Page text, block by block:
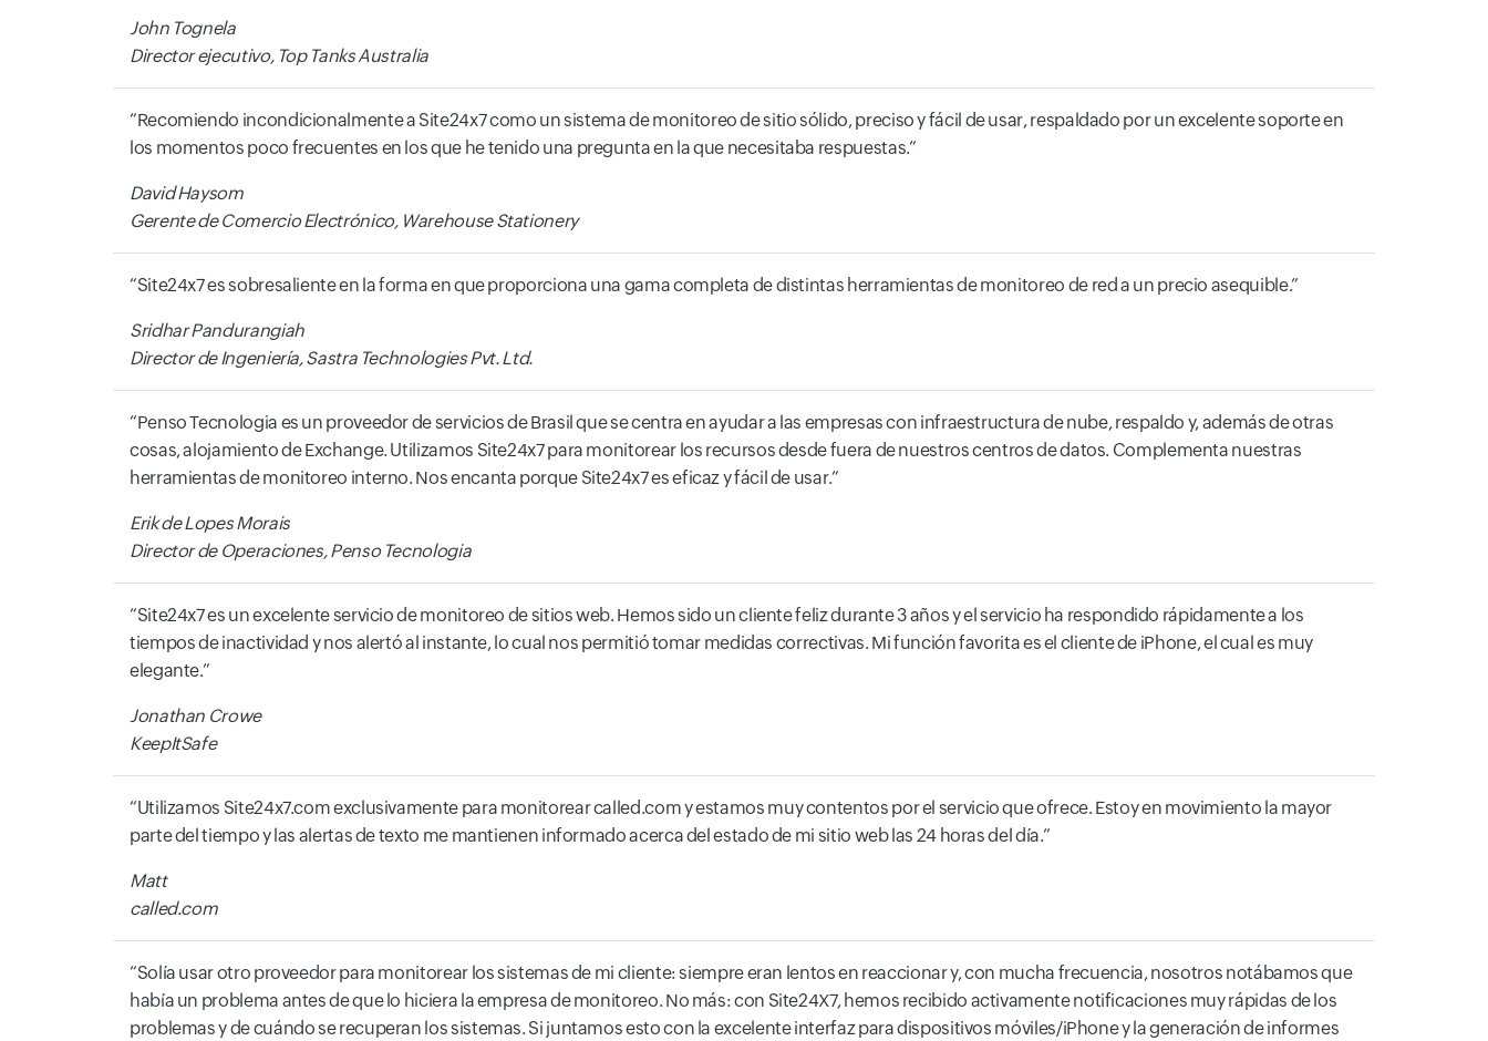
John Tognela
Director ejecutivo, Top Tanks Australia
Recomiendo incondicionalmente a Site24x7 como un sistema de monitoreo de sitio sólido, preciso y fácil de usar, respaldado por un excelente soporte en
los momentos poco frecuentes en los que he tenido una pregunta en la que necesitaba respuestas.
David Haysom
Gerente de Comercio Electrónico, Warehouse Stationery
Site24x7 es sobresaliente en la forma en que proporciona una gama completa de distintas herramientas de monitoreo de red a un precio asequible.
Sridhar Pandurangiah
Director de Ingeniería, Sastra Technologies Pvt. Ltd.
Penso Tecnologia es un proveedor de servicios de Brasil que se centra en ayudar a las empresas con infraestructura de nube, respaldo y, además de otras
cosas, alojamiento de Exchange. Utilizamos Site24x7 para monitorear los recursos desde fuera de nuestros centros de datos. Complementa nuestras
herramientas de monitoreo interno. Nos encanta porque Site24x7 es eficaz y fácil de usar.
Erik de Lopes Morais
Director de Operaciones, Penso Tecnologia
Site24x7 es un excelente servicio de monitoreo de sitios web. Hemos sido un cliente feliz durante 3 años y el servicio ha respondido rápidamente a los
tiempos de inactividad y nos alertó al instante, lo cual nos permitió tomar medidas correctivas. Mi función favorita es el cliente de iPhone, el cual es muy
elegante.
Jonathan Crowe
KeepItSafe
Utilizamos Site24x7.com exclusivamente para monitorear called.com y estamos muy contentos por el servicio que ofrece. Estoy en movimiento la mayor
parte del tiempo y las alertas de texto me mantienen informado acerca del estado de mi sitio web las 24 horas del día.
Matt
called.com
Solía usar otro proveedor para monitorear los sistemas de mi cliente: siempre eran lentos en reaccionar y, con mucha frecuencia, nosotros notábamos que
había un problema antes de que lo hiciera la empresa de monitoreo. No más: con Site24X7, hemos recibido activamente notificaciones muy rápidas de los
problemas y de cuándo se recuperan los sistemas. Si juntamos esto con la excelente interfaz para dispositivos móviles/iPhone y la generación de informes